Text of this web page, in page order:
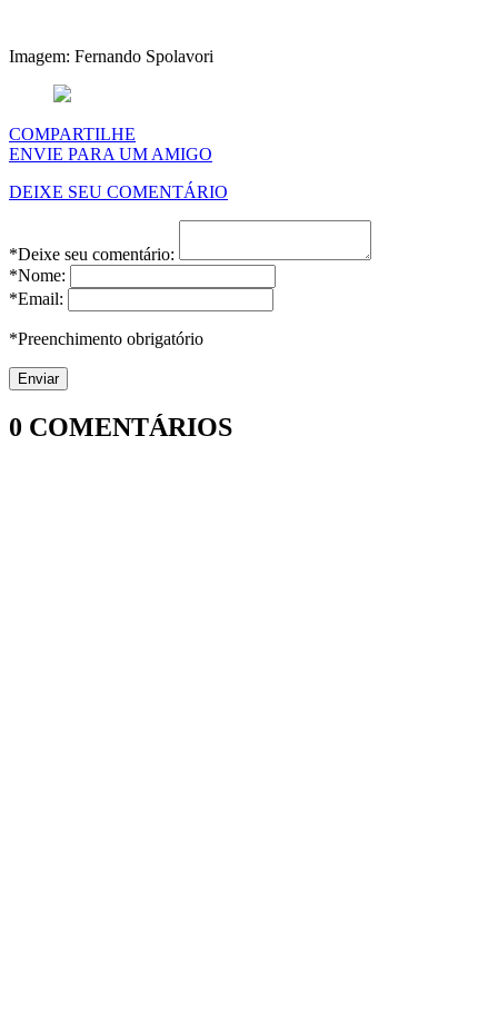
Imagem: Fernando Spolavori
COMPARTILHE
ENVIE PARA UM AMIGO
DEIXE SEU COMENTÁRIO
*Deixe seu comentário:
*Nome:
*Email:
*Preenchimento obrigatório
0 COMENTÁRIOS